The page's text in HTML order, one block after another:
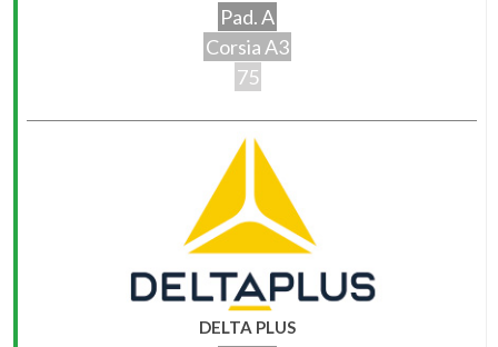
Pad. A
Corsia A3
75
DELTA PLUS